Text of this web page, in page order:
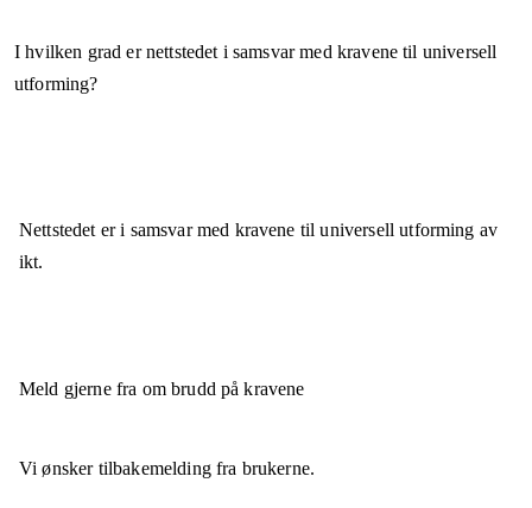
I hvilken grad er nettstedet i samsvar med kravene til universell
utforming?
Nettstedet eri samsvarmed kravene til universell utforming av
ikt.
Meld gjerne fra om brudd på kravene
Vi ønsker tilbakemelding fra brukerne.